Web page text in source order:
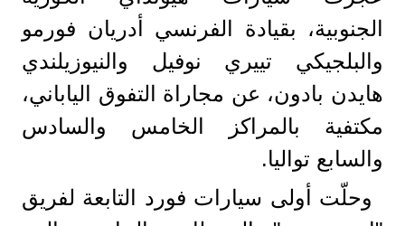
الجنوبية، بقيادة الفرنسي أدريان فورمو
والبلجيكي تييري نوفيل والنيوزيلندي
هايدن بادون، عن مجاراة التفوق الياباني،
مكتفية بالمراكز الخامس والسادس
والسابع تواليا.
وحلّت أولى سيارات فورد التابعة لفريق